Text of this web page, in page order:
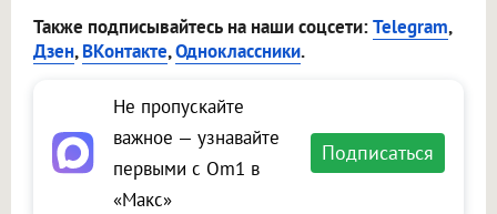
Также подписывайтесь на наши соцсети:Telegram,
Дзен,ВКонтакте,Одноклассники.
Не пропускайте
важное — узнавайте
первыми с Om1 в
«Макс»
Подписаться